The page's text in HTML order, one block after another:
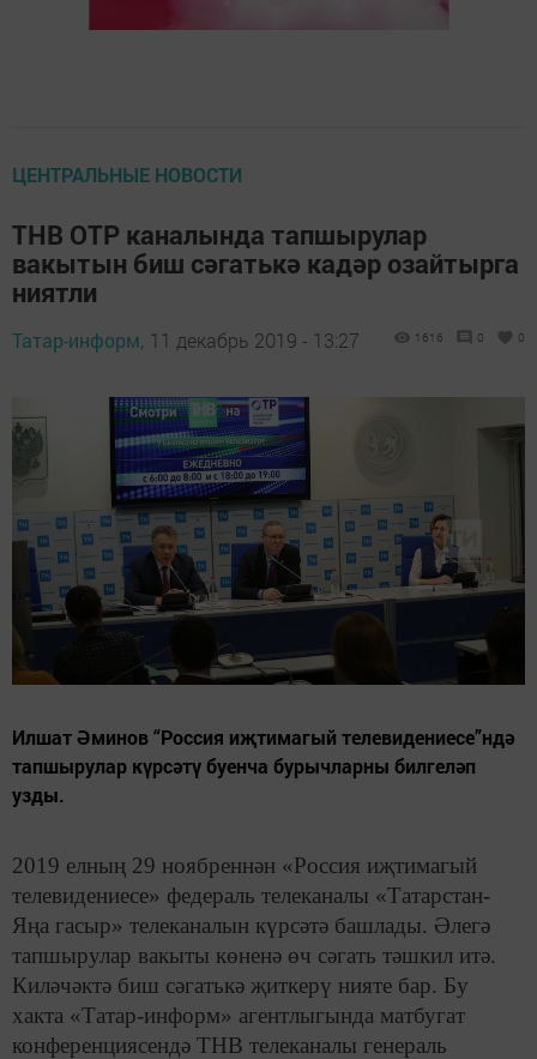
ЦЕНТРАЛЬНЫЕ НОВОСТИ
ТНВ ОТР каналында тапшырулар
вакытын биш сәгатькә кадәр озайтырга
ниятли
Татар-информ, 11 декабрь 2019 - 13:27 1616 0 0
Илшат Әминов “Россия иҗтимагый телевидениесе”ндә
тапшырулар күрсәтү буенча бурычларны билгеләп
узды.
2019 елның 29 ноябреннән «Россия иҗтимагый
телевидениесе» федераль телеканалы «Татарстан-
Яңа гасыр» телеканалын күрсәтә башлады. Әлегә
тапшырулар вакыты көненә өч сәгать тәшкил итә.
Киләчәктә биш сәгатькә җиткерү нияте бар. Бу
хакта «Татар-информ» агентлыгында матбугат
конференциясендә ТНВ телеканалы генераль